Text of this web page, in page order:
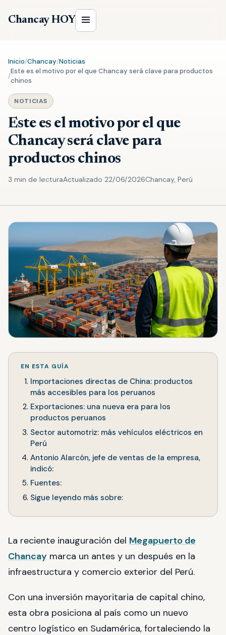
Chancay HOY
Inicio/Chancay/Noticias
/
Este es el motivo por el que Chancay será clave para productos
chinos
NOTICIAS
Este es el motivo por el que
Chancay será clave para
productos chinos
3 min de lecturaActualizado 22/06/2026Chancay, Perú
EN ESTA GUÍA
Importaciones directas de China: productos
más accesibles para los peruanos
Exportaciones: una nueva era para los
productos peruanos
Sector automotriz: más vehículos eléctricos en
Perú
Antonio Alarcón, jefe de ventas de la empresa,
indicó:
Fuentes:
Sigue leyendo más sobre:
La reciente inauguración del Megapuerto de
Chancay marca un antes y un después en la
infraestructura y comercio exterior del Perú.
Con una inversión mayoritaria de capital chino,
esta obra posiciona al país como un nuevo
centro logístico en Sudamérica, fortaleciendo la